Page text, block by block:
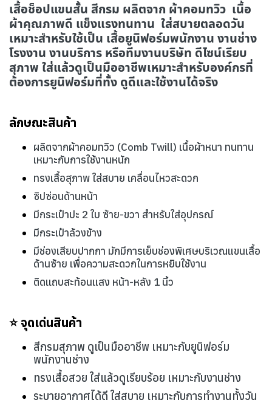
เสื้อช็อปแขนสั้น สีกรม ผลิตจาก ผ้าคอมทวิว เนื้อ
ผ้าคุณภาพดี แข็งแรงทนทาน ใส่สบายตลอดวัน
เหมาะสำหรับใช้เป็น เสื้อยูนิฟอร์มพนักงาน งานช่าง
โรงงาน งานบริการ หรือทีมงานบริษัท ดีไซน์เรียบ
สุภาพ ใส่แล้วดูเป็นมืออาชีพเหมาะสำหรับองค์กรที่
ต้องการยูนิฟอร์มที่ทั้ง ดูดีและใช้งานได้จริง
ลักษณะสินค้า
ผลิตจากผ้าคอมทวิว (Comb Twill) เนื้อผ้าหนา ทนทาน
เหมาะกับการใช้งานหนัก
ทรงเสื้อสุภาพ ใส่สบาย เคลื่อนไหวสะดวก
ซิปซ่อนด้านหน้า
มีกระเป๋าปะ 2 ใบ ซ้าย-ขวา สำหรับใส่อุปกรณ์
มีกระเป๋าล้วงข้าง
มีช่องเสียบปากกา มักมีการเย็บช่องพิเศษบริเวณแขนเสื้อ
ด้านซ้าย เพื่อความสะดวกในการหยิบใช้งาน
ติดเเถบสะท้อนแสง หน้า-หลัง 1 นิ้ว
⭐ จุดเด่นสินค้า
สีกรมสุภาพ ดูเป็นมืออาชีพ เหมาะกับยูนิฟอร์ม
พนักงานช่าง
ทรงเสื้อสวย ใส่แล้วดูเรียบร้อย เหมาะกับงานช่าง
ระบายอากาศได้ดี ใส่สบาย เหมาะกับการทำงานทั้งวัน